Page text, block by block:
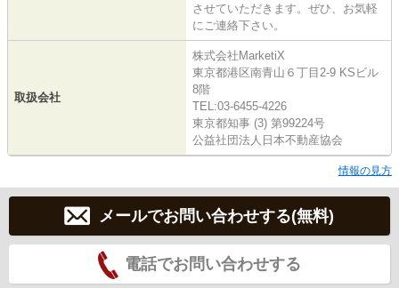
させていただきます。ぜひ、お気軽
にご連絡下さい。
取扱会社
株式会社MarketiX
東京都港区南青山６丁目2-9 KSビル
8階
TEL:03-6455-4226
東京都知事 (3) 第99224号
公益社団法人日本不動産協会
情報の見方
メールでお問い合わせする(無料)
電話でお問い合わせする